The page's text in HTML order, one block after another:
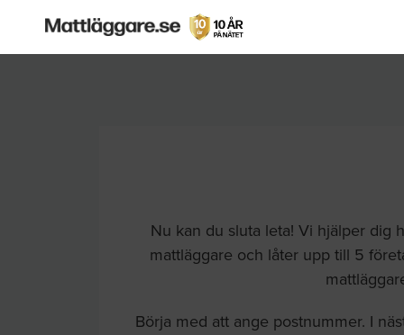
Nu kan du sluta leta! Vi hjälper dig
mattläggare och låter upp till 5
Börja med att ange postnummer. I